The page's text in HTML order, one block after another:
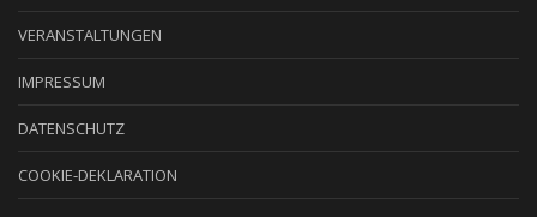
VERANSTALTUNGEN
IMPRESSUM
DATENSCHUTZ
COOKIE-DEKLARATION